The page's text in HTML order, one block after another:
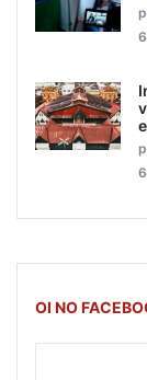
OI NO